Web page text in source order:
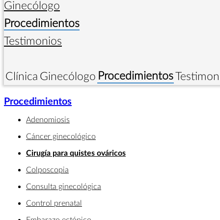
Ginecólogo
Procedimientos
Testimonios
Clínica Ginecólogo Procedimientos
Procedimientos
Adenomiosis
Cáncer ginecológico
Cirugía para quistes ováricos
Colposcopia
Consulta ginecológica
Control prenatal